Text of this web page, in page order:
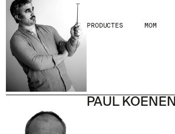
PRODUCTES MOM
PAUL KOENEN